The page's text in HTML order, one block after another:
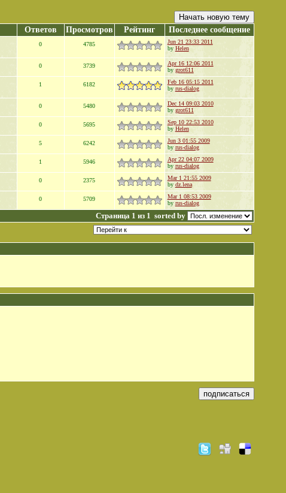
Начать новую тему
Ответов Просмотров Рейтинг Последнее сообщение
0 4785
Jun 21 23:33 2011
by Helen
0 3739
Apr 16 12:06 2011
by grot611
1 6182
Feb 16 05:15 2011
by rus-dialog
0 5480
Dec 14 09:03 2010
by grot611
0 5695
Sep 10 22:53 2010
by Helen
5 6242
Jun 3 01:55 2009
by rus-dialog
1 5946
Apr 22 04:07 2009
by rus-dialog
0 2375
Mar 1 21:55 2009
by dz.lena
0 5709
Mar 1 08:53 2009
by rus-dialog
Страница 1 из 1 sorted by
подписаться